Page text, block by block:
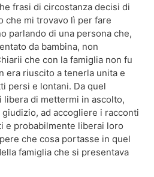
frasi di circostanza decisi di
che mi trovavo lì per fare
parlando di una persona che,
da bambina, non
che con la famiglia non fu
era riuscito a tenerla unita e
persi e lontani. Da quel
libera di mettermi in ascolto,
ad accogliere i racconti
e probabilmente liberai loro
che cosa portasse in quel
famiglia che si presentava